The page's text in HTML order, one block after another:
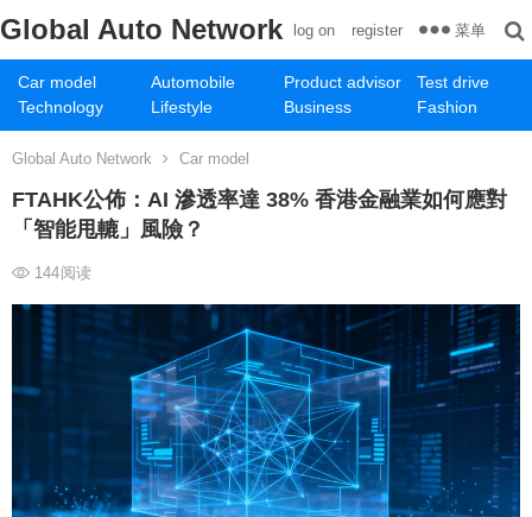
Global Auto Network
Car model Automobile Product advisor
Test drive
Technology
Lifestyle Business Fashion
log on register 菜单
Global Auto Network Car model
FTAHK公佈：AI 滲透率達 38% 香港金融業如何應對
「智能甩轆」風險？
144阅读